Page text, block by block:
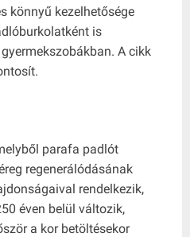
könnyű kezelhetősége
is
A cikk
parafa padlót
regenerálódásának
rendelkezik,
éven belül változik,
a kor betöltésekor